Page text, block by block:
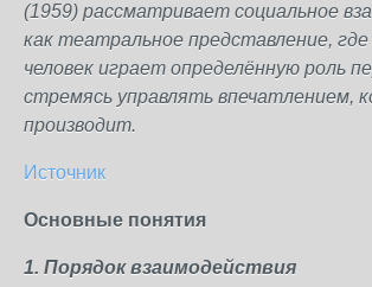
(1959) рассматривает социальное
как театральное представление,
человек играет определённую роль
стремясь управлять впечатлением,
производит.
Источник
Основные понятия
1. Порядок взаимодействия